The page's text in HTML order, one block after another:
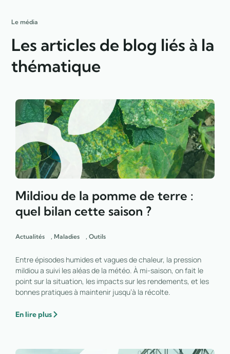
Le média
Les articles de blog liés à la
thématique
Mildiou de la pomme de terre :
quel bilan cette saison ?
Actualités ,Maladies ,Outils
Entre épisodes humides et vagues de chaleur, la pression
mildiou a suivi les aléas de la météo. À mi-saison, on fait le
point sur la situation, les impacts sur les rendements, et les
bonnes pratiques à maintenir jusqu’à la récolte.
En lire plus